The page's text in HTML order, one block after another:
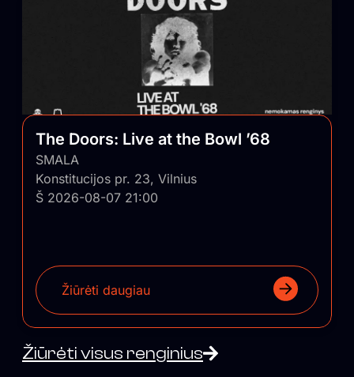
The Doors: Live at the Bowl ’68
SMALA
Konstitucijos pr. 23, Vilnius
Š 2026-08-07 21:00
Žiūrėti daugiau
Žiūrėti visus renginius